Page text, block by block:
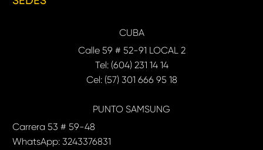
CUBA
Calle 59 # 52-91 LOCAL 2
Tel: (604) 231 14 14
Cel: (57) 301 666 95 18
PUNTO SAMSUNG
Carrera 53 # 59-48
WhatsApp: 3243376831